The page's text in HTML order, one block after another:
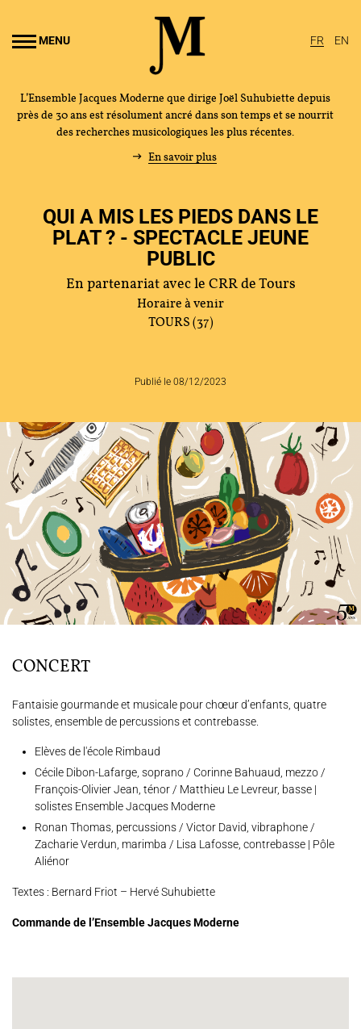
MENU FR EN
L'ENSEMBLE JACQUES MODERNE
JOËL SUHUBIETTE
AGENDA
PROGRAMMES
MÉDIATION CULTURELLE
DISCOGRAPHIE
Nous soutenir
Espace Artistes Contact Presse Partenaires
L’Ensemble Jacques Moderne que dirige Joël Suhubiette depuis
près de 30 ans est résolument ancré dans son temps et se nourrit
des recherches musicologiques les plus récentes.
En savoir plus
QUI A MIS LES PIEDS DANS LE
PLAT ? - SPECTACLE JEUNE
PUBLIC
En partenariat avec le CRR de Tours
Horaire à venir
TOURS (37)
Publié le 08/12/2023
CONCERT
Fantaisie gourmande et musicale pour chœur d’enfants, quatre
solistes, ensemble de percussions et contrebasse.
Elèves de l'école Rimbaud
Cécile Dibon-Lafarge, soprano / Corinne Bahuaud, mezzo /
François-Olivier Jean, ténor / Matthieu Le Levreur, basse |
solistes Ensemble Jacques Moderne
Ronan Thomas, percussions / Victor David, vibraphone /
Zacharie Verdun, marimba / Lisa Lafosse, contrebasse | Pôle
Aliénor
Textes : Bernard Friot – Hervé Suhubiette
Commande de l’Ensemble Jacques Moderne